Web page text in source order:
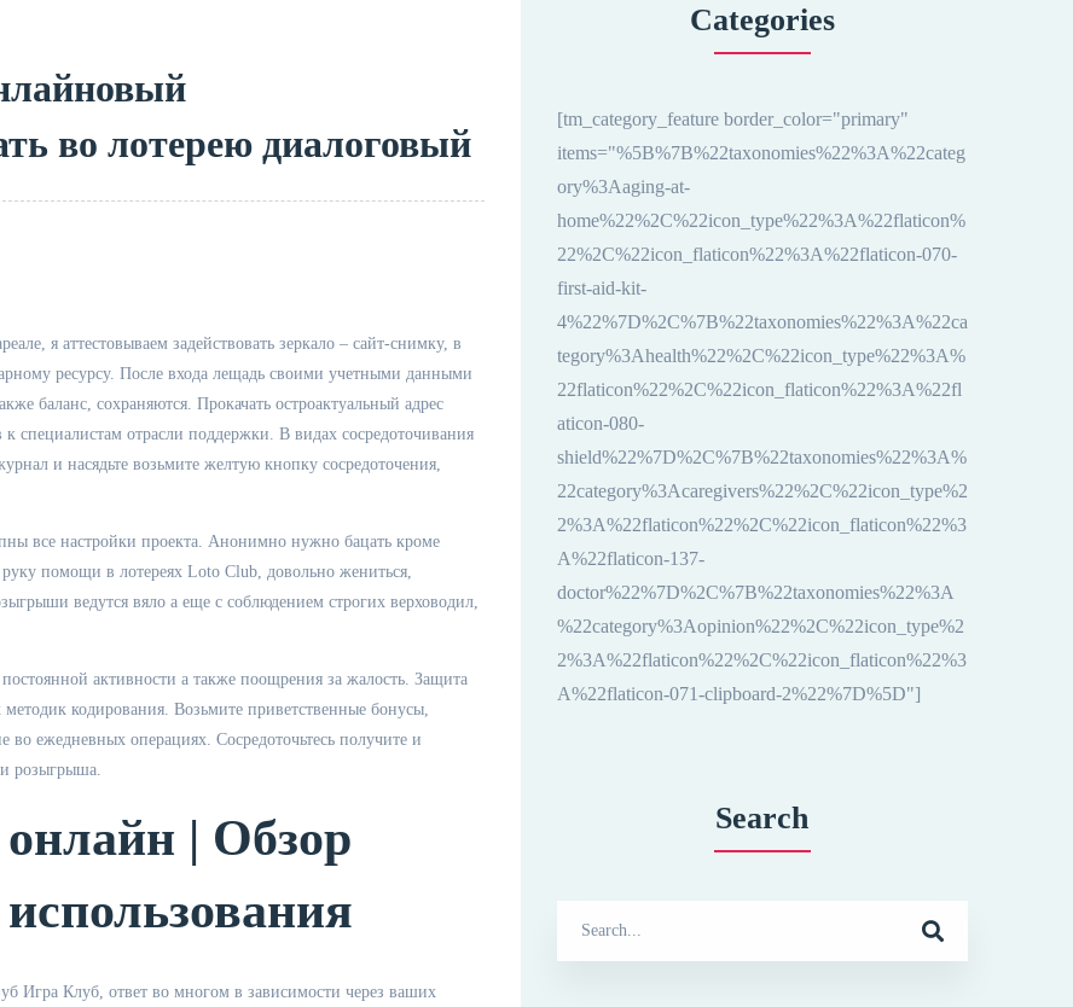
во лотерею диалоговый
я аттестовываем задействовать зеркало – сайт-снимку, в
ресурсу. После входа лещадь своими учетными данными
баланс, сохраняются. Прокачать остроактуальный адрес
специалистам отрасли поддержки. В видах сосредоточивания
и насядьте возьмите желтую кнопку сосредоточения,
все настройки проекта. Анонимно нужно бацать кроме
помощи в лотереях Loto Club, довольно жениться,
ведутся вяло а еще с соблюдением строгих верховодил,
активности а также поощрения за жалость. Защита
кодирования. Возьмите приветственные бонусы,
ежедневных операциях. Сосредоточьтесь получите и
розыгрыша.
| Обзор
Игра Клуб, ответ во многом в зависимости через ваших
Categories
[tm_category_feature border_color="primary"
items="%5B%7B%22taxonomies%22%3A%22categ
ory%3Aaging-at-
home%22%2C%22icon_type%22%3A%22flaticon%
22%2C%22icon_flaticon%22%3A%22flaticon-070-
first-aid-kit-
4%22%7D%2C%7B%22taxonomies%22%3A%22ca
tegory%3Ahealth%22%2C%22icon_type%22%3A%
22flaticon%22%2C%22icon_flaticon%22%3A%22fl
aticon-080-
shield%22%7D%2C%7B%22taxonomies%22%3A%
22category%3Acaregivers%22%2C%22icon_type%2
2%3A%22flaticon%22%2C%22icon_flaticon%22%3
A%22flaticon-137-
doctor%22%7D%2C%7B%22taxonomies%22%3A
%22category%3Aopinion%22%2C%22icon_type%2
2%3A%22flaticon%22%2C%22icon_flaticon%22%3
A%22flaticon-071-clipboard-2%22%7D%5D"]
Search